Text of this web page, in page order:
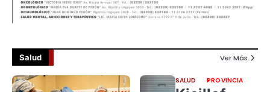
Salud Ver Más
SALUD PROVINCIA